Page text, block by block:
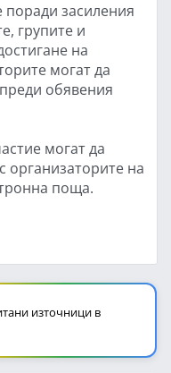
засиления
групите и
на
могат да
обявения
могат да
организаторите на
поща.
източници в